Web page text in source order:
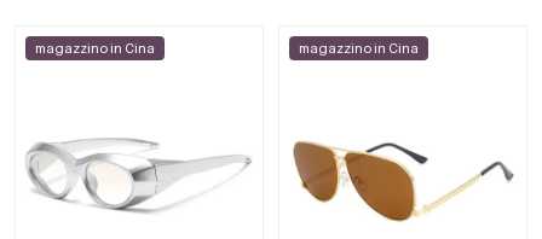
magazzino in Cina magazzino in Cina